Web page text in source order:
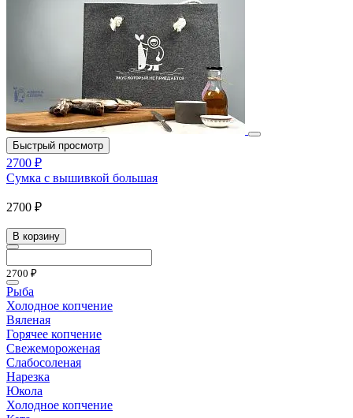
Быстрый просмотр
2700 ₽
Сумка с вышивкой большая
2700 ₽
В корзину
2700 ₽
Рыба
Холодное копчение
Вяленая
Горячее копчение
Свежемороженая
Слабосоленая
Нарезка
Юкола
Холодное копчение